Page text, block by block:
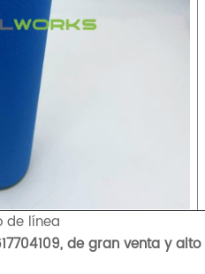
de línea
de gran venta y